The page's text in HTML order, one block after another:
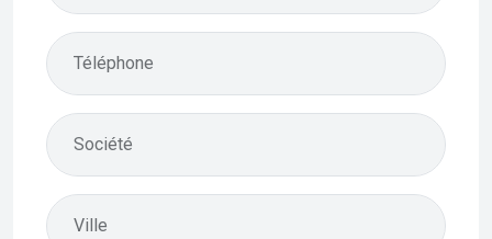
Téléphone
Société
Ville